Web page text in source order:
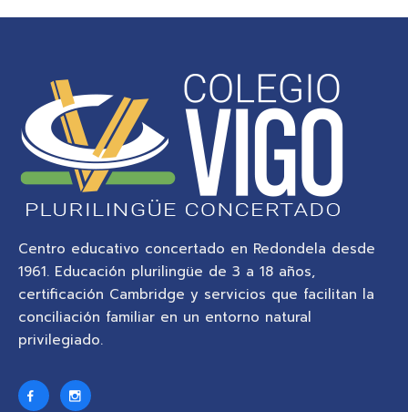
Centro educativo concertado en Redondela desde
1961. Educación plurilingüe de 3 a 18 años,
certificación Cambridge y servicios que facilitan la
conciliación familiar en un entorno natural
privilegiado.